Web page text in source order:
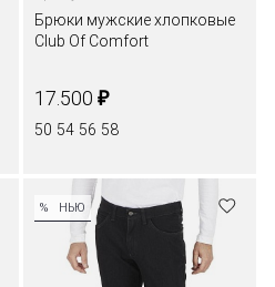
Брюки мужские хлопковые
Club Of Comfort
17.500 ₽
50 54 56 58
% НЬЮ